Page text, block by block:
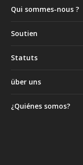
Qui sommes-nous ?
Soutien
Statuts
über uns
¿Quiénes somos?